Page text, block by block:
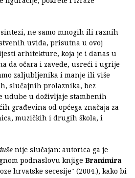
sintezi, ne samo mnogih ili raznih
uvida, prisutna u ovoj
arhitekture, koja je i danas u
da očara i zavede, usreći i ugrije
zaljubljenika i manje ili više
slučajnih prolaznika, bez
udube u doživljaje stambenih
građevina od općega značaja za
muzičkih i drugih škola, i
nije slučajan: autorica ga je
podnaslovu knjige Branimira
hrvatske secesije" (2004.), kako bi